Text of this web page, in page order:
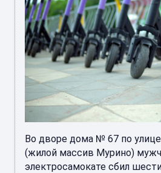
Во дворе дома № 67 по
(жилой массив Мурино)
электросамокате сбил